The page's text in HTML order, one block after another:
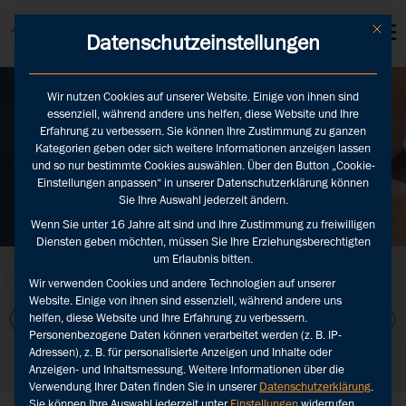
KUNDEN LOGINS
Blog
Zurück
12 Tipps für ein
erfolgreiches
Influencer-
Marketing
5 Tipps, um
Ihre Zielgruppe
besser zu
verstehen
Mit
Datenschutzeinstellungen
Wir nutzen Cookies auf unserer Website. Einige von ihnen sind
essenziell, während andere uns helfen, diese Website und Ihre
Erfahrung zu verbessern. Sie können Ihre Zustimmung zu ganzen
Kategorien geben oder sich weitere Informationen anzeigen lassen
und so nur bestimmte Cookies auswählen. Über den Button „Cookie-
Einstellungen anpassen“ in unserer Datenschutzerklärung können
Sie Ihre Auswahl jederzeit ändern.
Wenn Sie unter 16 Jahre alt sind und Ihre Zustimmung zu freiwilligen
Diensten geben möchten, müssen Sie Ihre Erziehungsberechtigten
um Erlaubnis bitten.
Wir verwenden Cookies und andere Technologien auf unserer
Website. Einige von ihnen sind essenziell, während andere uns
helfen, diese Website und Ihre Erfahrung zu verbessern.
Personenbezogene Daten können verarbeitet werden (z. B. IP-
Adressen), z. B. für personalisierte Anzeigen und Inhalte oder
Anzeigen- und Inhaltsmessung.Weitere Informationen über die
Verwendung Ihrer Daten finden Sie in unsererDatenschutzerklärung.